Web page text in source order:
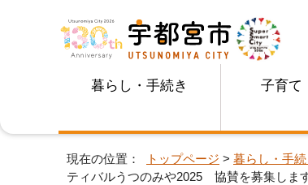
暮らし・手続き 子育て
現在の位置： トップページ > 暮らし・手続
ティバルうつのみや2025 協賛を募集しま